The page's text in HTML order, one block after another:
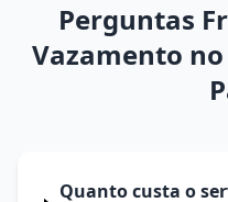
Perguntas
Vazamento
Quanto custa o